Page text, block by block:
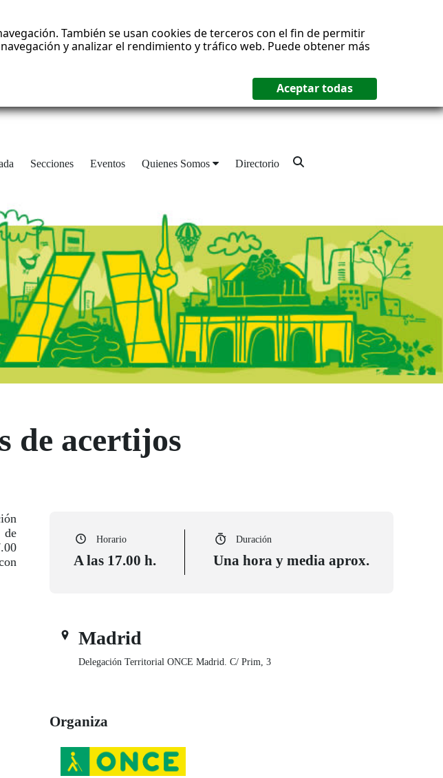
También se usan cookies de terceros con el fin de permitir
y analizar el rendimiento y tráfico web. Puede obtener más
Secciones Eventos Quienes Somos Directorio
de acertijos
de
Horario
A las 17.00 h.
Duración
Una hora y media aprox.
Madrid
Delegación Territorial ONCE Madrid. C/ Prim, 3
Organiza